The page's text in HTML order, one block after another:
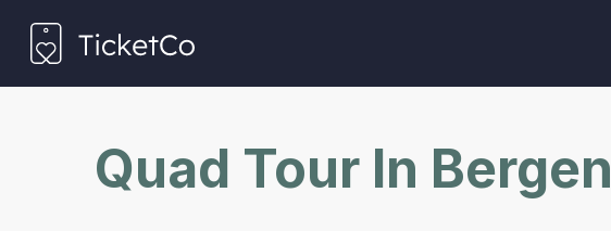
Quad Tour In Bergen